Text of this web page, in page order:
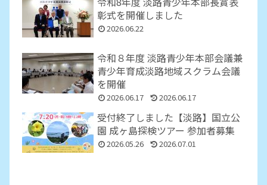
彰式を開催しました
2026.06.22
令和８年度 淡路青少年本部会議兼
青少年育成淡路地域スクラム会議
を開催
2026.06.17 2026.06.17
受付終了しました【淡路】国立公
園 成ヶ島探検ツアー 参加者募集
2026.05.26 2026.07.01